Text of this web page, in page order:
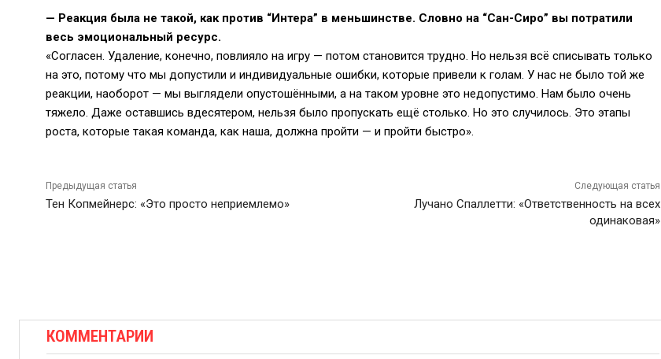
— Реакция была не такой, как против “Интера” в меньшинстве. Словно на “Сан-Сиро” вы потратили
весь эмоциональный ресурс.
«Согласен. Удаление, конечно, повлияло на игру — потом становится трудно. Но нельзя всё списывать только
на это, потому что мы допустили и индивидуальные ошибки, которые привели к голам. У нас не было той же
реакции, наоборот — мы выглядели опустошёнными, а на таком уровне это недопустимо. Нам было очень
тяжело. Даже оставшись вдесятером, нельзя было пропускать ещё столько. Но это случилось. Это этапы
роста, которые такая команда, как наша, должна пройти — и пройти быстро».
Предыдущая статья
Тен Копмейнерс: «Это просто неприемлемо»
Следующая статья
Лучано Спаллетти: «Ответственность на всех
одинаковая»
КОММЕНТАРИИ